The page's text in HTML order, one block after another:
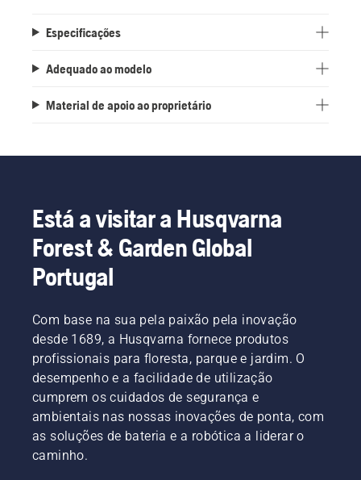
Especificações
Adequado ao modelo
Material de apoio ao proprietário
Está a visitar a Husqvarna
Forest & Garden Global
Portugal
Com base na sua pela paixão pela inovação
desde 1689, a Husqvarna fornece produtos
profissionais para floresta, parque e jardim. O
desempenho e a facilidade de utilização
cumprem os cuidados de segurança e
ambientais nas nossas inovações de ponta, com
as soluções de bateria e a robótica a liderar o
caminho.